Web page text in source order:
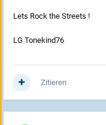
Lets Rock the Streets !
LG Tonekind76
Zitieren